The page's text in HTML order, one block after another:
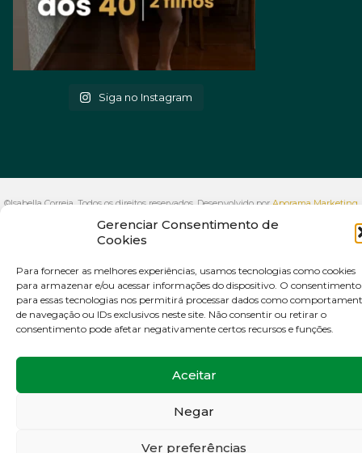
Gerenciar Consentimento de
Cookies
Para fornecer as melhores experiências, usamos tecnologias como cookies
para armazenar e/ou acessar informações do dispositivo. O consentimento
para essas tecnologias nos permitirá processar dados como
de navegação ou IDs exclusivos neste site. Não consentir ou retirar o
consentimento pode afetar negativamente certos recursos e funções.
Aceitar
Negar
Ver preferências
Siga no Instagram
©Isabella Correia. Todos os direitos reservados. Desenvolvido por Aporama Marketing
Digital